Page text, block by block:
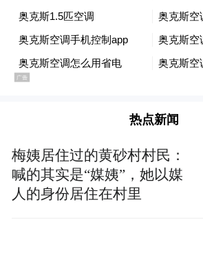
热点新闻
梅姨居住过的黄砂村村民：
喊的其实是“媒姨”，她以媒
人的身份居住在村里